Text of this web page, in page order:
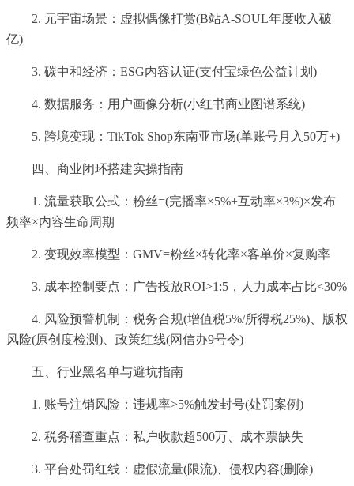
2. 元宇宙场景：虚拟偶像打赏(B站A-SOUL年度收入破
亿)
3. 碳中和经济：ESG内容认证(支付宝绿色公益计划)
4. 数据服务：用户画像分析(小红书商业图谱系统)
5. 跨境变现：TikTok Shop东南亚市场(单账号月入50万+)
四、商业闭环搭建实操指南
1. 流量获取公式：粉丝=(完播率×5%+互动率×3%)×发布
频率×内容生命周期
2. 变现效率模型：GMV=粉丝×转化率×客单价×复购率
3. 成本控制要点：广告投放ROI>1:5，人力成本占比<30%
4. 风险预警机制：税务合规(增值税5%/所得税25%)、版权
风险(原创度检测)、政策红线(网信办9号令)
五、行业黑名单与避坑指南
1. 账号注销风险：违规率>5%触发封号(处罚案例)
2. 税务稽查重点：私户收款超500万、成本票缺失
3. 平台处罚红线：虚假流量(限流)、侵权内容(删除)